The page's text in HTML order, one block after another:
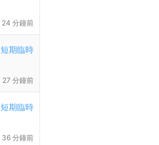
24 分鐘前
短期臨時
27 分鐘前
短期臨時
36 分鐘前